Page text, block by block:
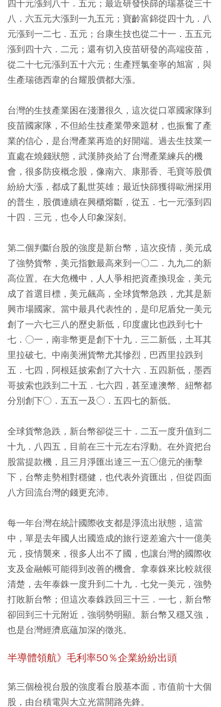
四十元漲到八十．五元；最近研發快篩的瑞基從三十
八．六五元大漲到一九五元；寶齡富錦從四十九．八
元漲到一二七．五元；台康生技也從二十一．五五元
漲到四十六．二元；還有切入疫苗研發的高端疫苗，
從二十七元漲到五十六元；生產羥氯奎寧的旭富，與
生產瑞德西韋的台耀股價都大漲。
台灣的生技產業困在淺灘很久，這次從口罩國家隊到
疫苗國家隊，不但給生技產業帶來題材，也振奮了產
業的信心，是台灣產業再造的好開端。過去生技業一
直處在燒錢狀態，武漢肺炎給了台灣產業練兵的機
會，很多防疫概念股，像南六、康那香、毛寶等股價
紛紛大漲，都成了亂世英雄；最近快篩獲得歐洲採用
的普生，股價連續在興櫃熔斷，從五．七一元漲到四
十四．三元，也令人印象深刻。
第二個判斷台股的強度是新台幣，這次疫情，美元成
了強勢貨幣，美元指數最高來到一○二．九九二的新
高位置。在大危機中，人人爭相把資產換現金，美元
成了首選目標，美元飆高，全球貨幣急跌，尤其是新
興市場國家。當中最具代表性的，是印尼盾兌一美元
創了一六七三八的歷史新低，印度盧比也跌到七十
七．○一，南非幣更是創下十九．三二新低，土耳其
里拉破七。中南美洲貨幣尤其慘烈，巴西里拉跌到
五．七四，阿根廷披索創了六十六．五四新低，墨西
哥披索也跌到二十五．七六四，甚至連澳幣、紐幣都
分別創下○．五五一及○．五四七的新低。
全球貨幣急跌，新台幣卻從三十．二五一度升值到二
十九．八四五，目前在三十元左右浮動。在外資把台
股當提款機，且三月淨匯出達三一五○億元的衝擊
下，台幣走勢相對穩健，也代表外資匯出，但從四面
八方回流台灣的錢更充沛。
每一年台灣在統計國際收支都是淨流出狀態，這當
中，單是去年國人出國造成的旅行逆差逾六十一億美
元，疫情襲來，很多人出不了國，也讓台灣的國際收
支及金融帳可能得到改善的機會。拿泰銖來比較就很
清楚，去年泰銖一度升到二十九．七兌一美元，強勢
打敗新台幣；但這次泰銖跌回三十三．一七，新台幣
卻回到三十元附近，強弱勢明顯。新台幣又穩又強，
也是台灣經濟底蘊加深的徵兆。
半導體領航》毛利率50％企業紛紛出頭
第三個檢視台股的強度看台股基本面，市值前十大個
股，由台積電與大立光當開路先鋒。